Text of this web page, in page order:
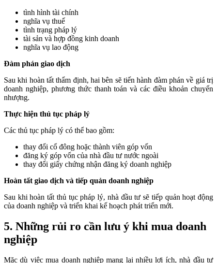
tình hình tài chính
nghĩa vụ thuế
tình trạng pháp lý
tài sản và hợp đồng kinh doanh
nghĩa vụ lao động
Đàm phán giao dịch
Sau khi hoàn tất thẩm định, hai bên sẽ tiến hành đàm phán về giá trị
doanh nghiệp, phương thức thanh toán và các điều khoản chuyển
nhượng.
Thực hiện thủ tục pháp lý
Các thủ tục pháp lý có thể bao gồm:
thay đổi cổ đông hoặc thành viên góp vốn
đăng ký góp vốn của nhà đầu tư nước ngoài
thay đổi giấy chứng nhận đăng ký doanh nghiệp
Hoàn tất giao dịch và tiếp quản doanh nghiệp
Sau khi hoàn tất thủ tục pháp lý, nhà đầu tư sẽ tiếp quản hoạt động
của doanh nghiệp và triển khai kế hoạch phát triển mới.
5. Những rủi ro cần lưu ý khi mua doanh
nghiệp
Mặc dù việc mua doanh nghiệp mang lại nhiều lợi ích, nhà đầu tư